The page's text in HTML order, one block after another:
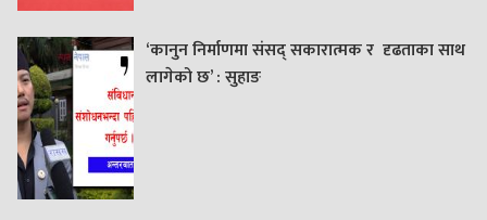
‘कानुन निर्माणमा संसद् सकारात्मक र दृढताका साथ
लागेको छ’ : सुहाङ